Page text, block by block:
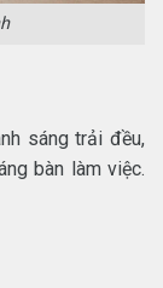
sáng trải đều,
bàn làm việc.